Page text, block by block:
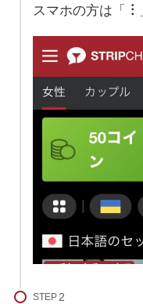
スマホの方は「 ︙
STEP